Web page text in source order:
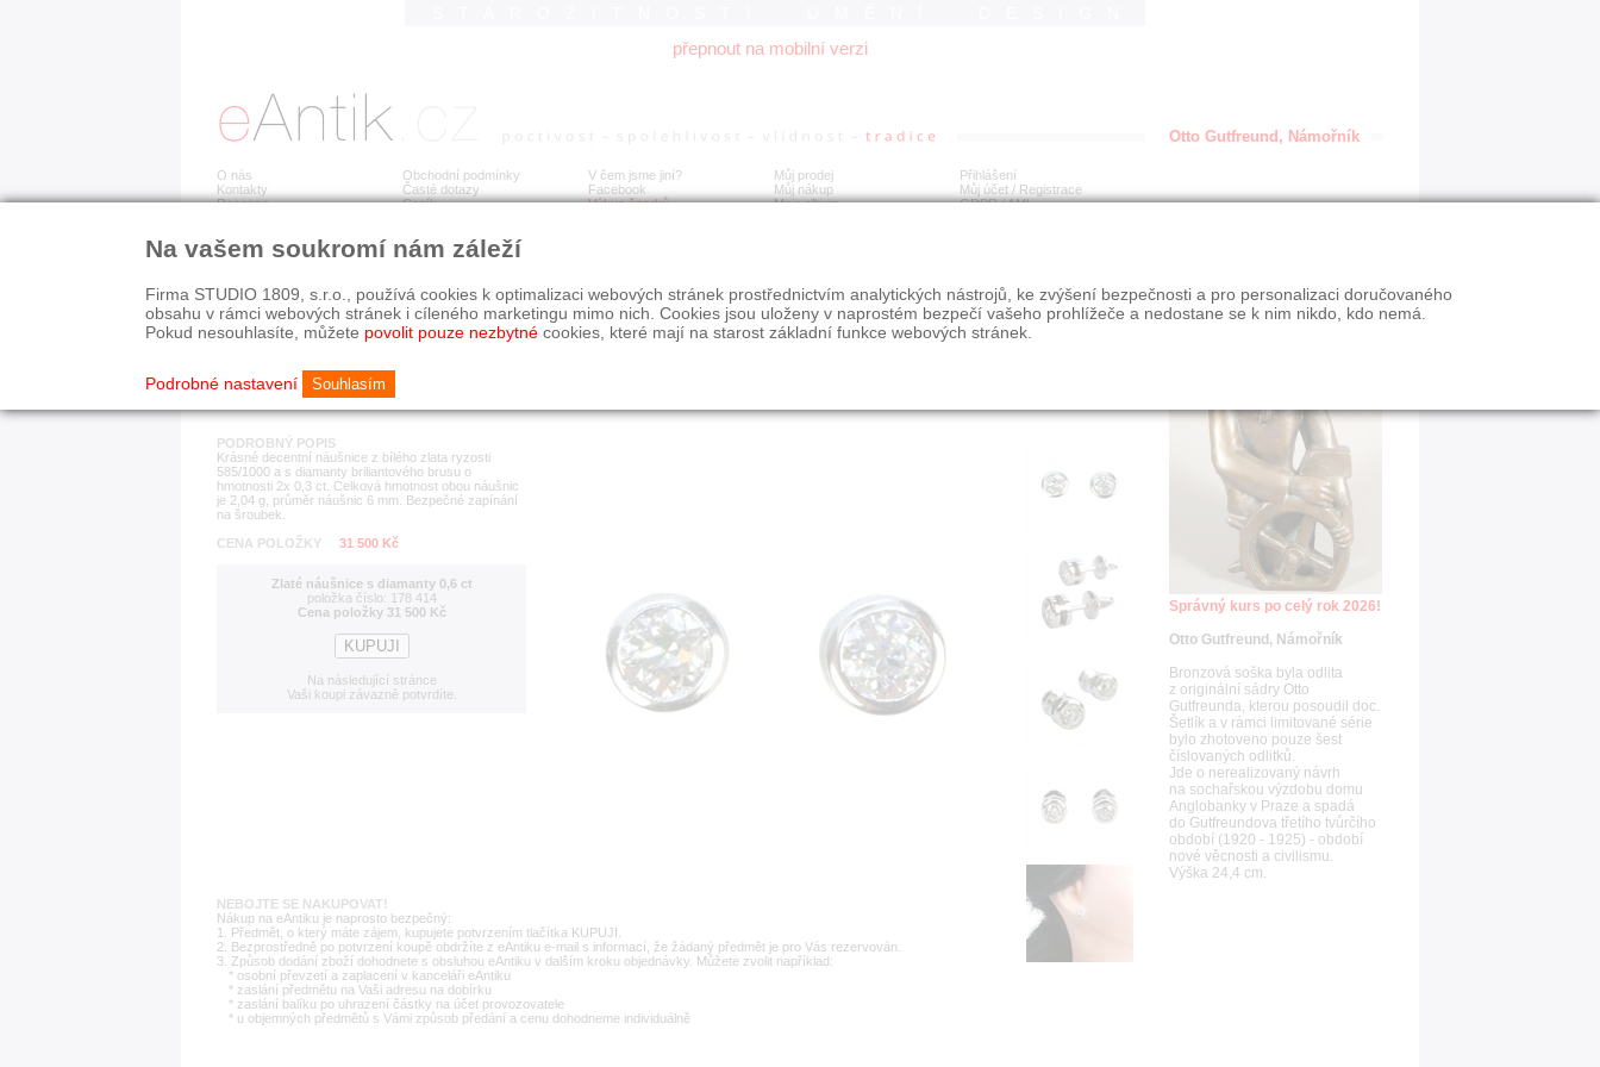
přepnout na mobilní verzi
O nás
Kontakty
Recenze
Obchodní podmínky
Časté dotazy
Ceník
V čem jsme jiní?
Facebook
Výkup šperků
Můj prodej
Můj nákup
Moje album
Přihlášení
Můj účet / Registrace
GDPR/AML
Detail položky č. 178 414 Zlaté náušnice s diamanty 0,6 ct
PODROBNÝ POPIS
Krásné decentní náušnice z bílého zlata ryzosti
585/1000 a s diamanty briliantového brusu o
hmotnosti 2x 0,3 ct. Celková hmotnost obou náušnic
je 2,04 g, průměr náušnic 6 mm. Bezpečné zapínání
na šroubek.
CENA POLOŽKY
31 500 Kč
Zlaté náušnice s diamanty 0,6 ct
položka číslo: 178 414
Cena položky 31 500 Kč
Na následující stránce
Vaši koupi závazně potvrdíte.
NEBOJTE SE NAKUPOVAT!
Nákup na eAntiku je naprosto bezpečný:
1. Předmět, o který máte zájem, kupujete potvrzením tlačítka KUPUJI.
2. Bezprostředně po potvrzení koupě obdržíte z eAntiku e-mail s informací, že žádaný předmět je pro Vás rezervován.
3. Způsob dodání zboží dohodnete s obsluhou eAntiku v dalším kroku objednávky. Můžete zvolit například:
* osobní převzetí a zaplacení v kanceláři eAntiku
* zaslání předmětu na Vaši adresu na dobírku
* zaslání balíku po uhrazení částky na účet provozovatele
* u objemných předmětů s Vámi způsob předání a cenu dohodneme individuálně
Otto Gutfreund, Námořník
Správný kurs po celý rok 2026!
Otto Gutfreund, Námořník
Bronzová soška byla odlita
z originální sádry Otto
Gutfreunda, kterou posoudil doc.
Šetlík a v rámci limitované série
bylo zhotoveno pouze šest
číslovaných odlitků.
Jde o nerealizovaný návrh
na sochařskou výzdobu domu
Anglobanky v Praze a spadá
do Gutfreundova třetího tvůrčího
období (1920 - 1925) - období
nové věcnosti a civilismu.
Výška 24,4 cm.
Na vašem soukromí nám záleží
Firma STUDIO 1809, s.r.o., používá cookies k optimalizaci webových stránek prostřednictvím analytických nástrojů, ke zvýšení bezpečnosti a pro personalizaci doručovaného
obsahu v rámci webových stránek i cíleného marketingu mimo nich. Cookies jsou uloženy v naprostém bezpečí vašeho prohlížeče a nedostane se k nim nikdo, kdo nemá.
Pokud nesouhlasíte, můžete povolit pouze nezbytné cookies, které mají na starost základní funkce webových stránek.
Podrobné nastavení Souhlasím